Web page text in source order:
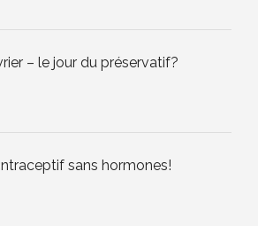
– le jour du préservatif?
sans hormones!